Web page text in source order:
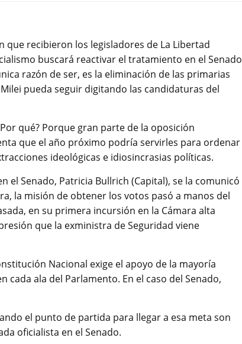
que recibieron los legisladores de La Libertad
buscará reactivar el tratamiento en el Senado
razón de ser, es la eliminación de las primarias
pueda seguir digitando las candidaturas del
qué? Porque gran parte de la oposición
que el año próximo podría servirles para ordenar
ideológicas e idiosincrasias políticas.
el Senado, Patricia Bullrich (Capital), se la comunicó
la misión de obtener los votos pasó a manos del
en su primera incursión en la Cámara alta
que la exministra de Seguridad viene
Nacional exige el apoyo de la mayoría
ala del Parlamento. En el caso del Senado,
el punto de partida para llegar a esa meta son
oficialista en el Senado.